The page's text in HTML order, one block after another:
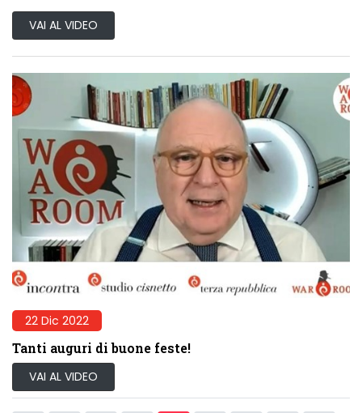
VAI AL VIDEO
22 Dic 2022
Tanti auguri di buone feste!
VAI AL VIDEO